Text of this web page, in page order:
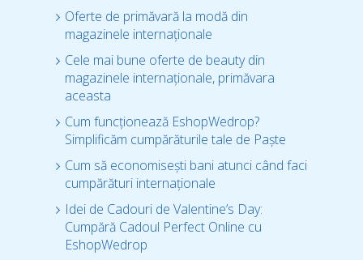
Oferte de primăvară la modă din
magazinele internaționale
Cele mai bune oferte de beauty din
magazinele internaționale, primăvara
aceasta
Cum funcționează EshopWedrop?
Simplificăm cumpărăturile tale de Paște
Cum să economisești bani atunci când faci
cumpărături internaționale
Idei de Cadouri de Valentine’s Day:
Cumpără Cadoul Perfect Online cu
EshopWedrop